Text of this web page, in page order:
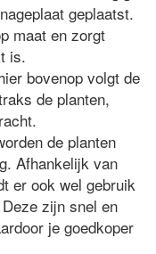
geplaatst.
maat en zorgt
is.
bovenop volgt de
de planten,
de planten
Afhankelijk van
er ook wel gebruik
zijn snel en
je goedkoper